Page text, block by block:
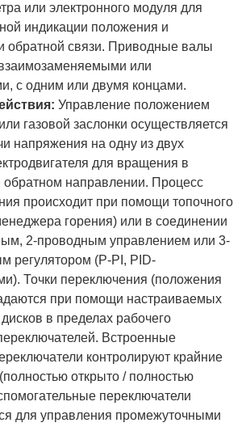
или электронного модуля для
индикации положения и
обратной связи. Приводные валы
или
с одним или двумя концами.
Управление положением
газовой заслонки осуществляется
напряжения на одну из двух
для вращения в
направлении. Процесс
происходит при помощи топочного
горения) или в соединении
2-проводным управлением или 3-
регулятором (P-PI, PID-
Точки переключения (положения
при помощи настраиваемых
в пределах рабочего
Встроенные
контролируют крайние
открыто / полностью
переключатели
для управления промежуточными